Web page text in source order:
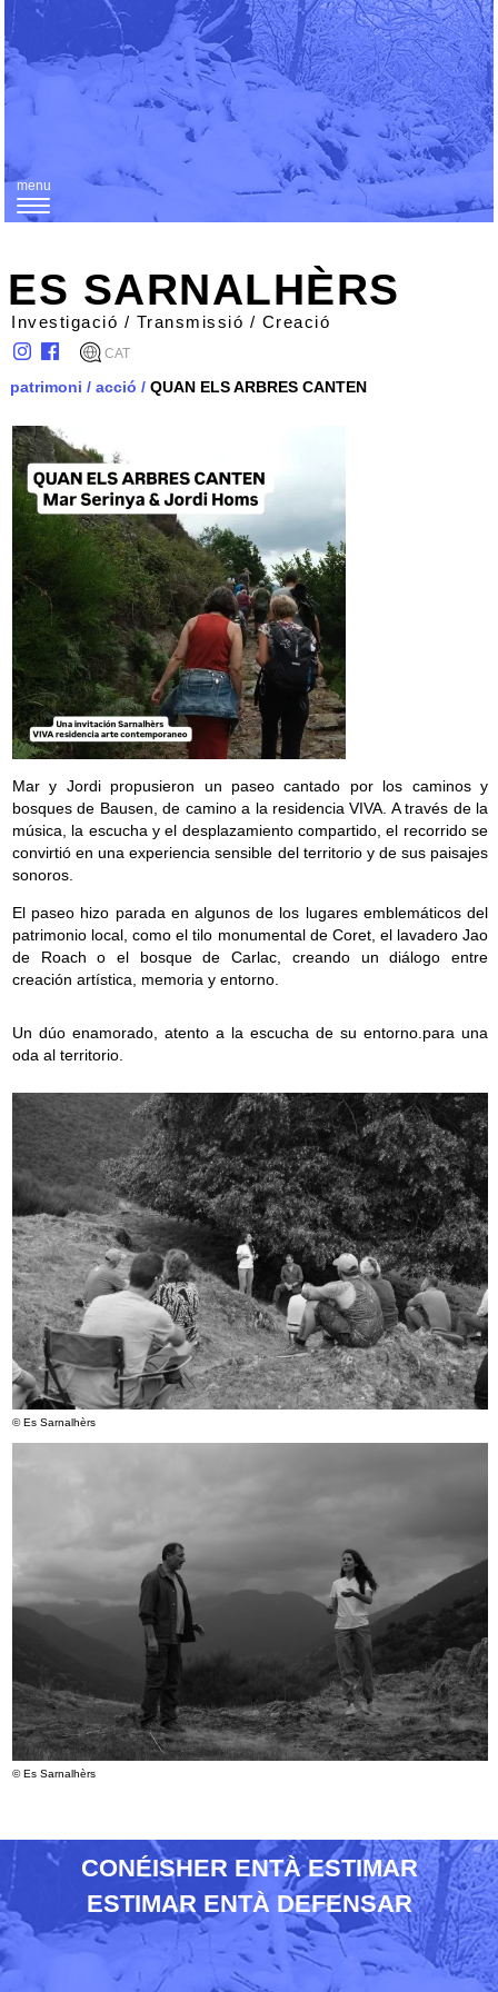
T
g
g
e
n
a
v
i
g
a
t
i
o
n
menu
ES SARNALHÈRS
Investigació / Transmissió / Creació
CAT
patrimoni / acció / QUAN ELS ARBRES CANTEN
Mar y Jordi propusieron un paseo cantado por los caminos y
bosques de Bausen, de camino a la residencia VIVA. A través de la
música, la escucha y el desplazamiento compartido, el recorrido se
convirtió en una experiencia sensible del territorio y de sus paisajes
sonoros.
El paseo hizo parada en algunos de los lugares emblemáticos del
patrimonio local, como el tilo monumental de Coret, el lavadero Jao
de Roach o el bosque de Carlac, creando un diálogo entre
creación artística, memoria y entorno.
Un dúo enamorado, atento a la escucha de su entorno.para una
oda al territorio.
© Es Sarnalhèrs
© Es Sarnalhèrs
CONÉISHER ENTÀ ESTIMAR
ESTIMAR ENTÀ DEFENSAR